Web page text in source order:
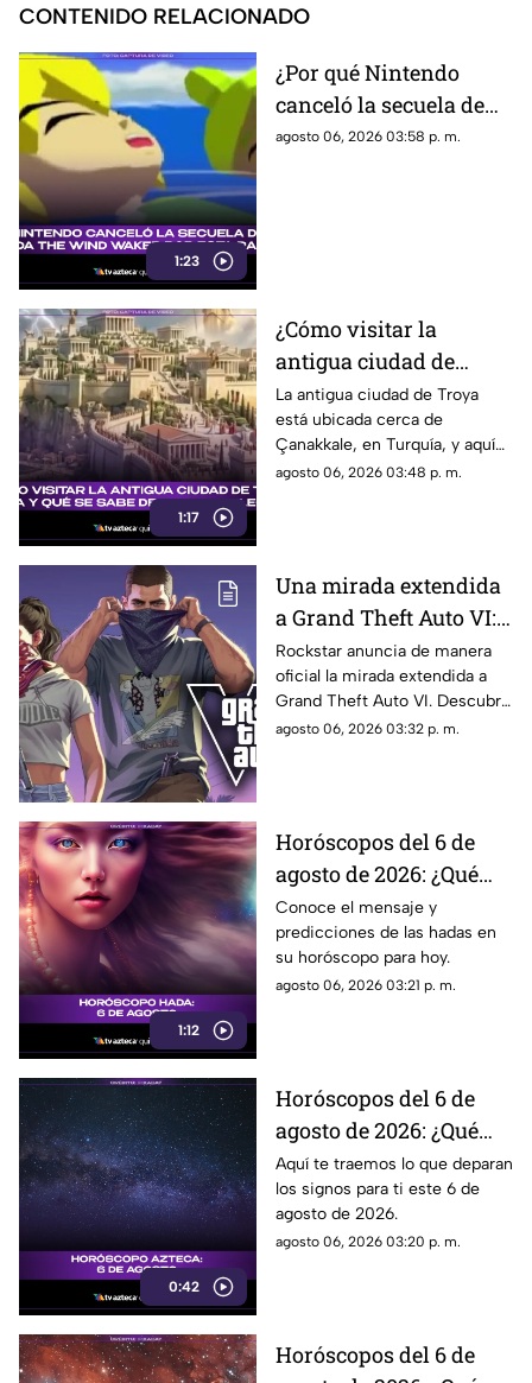
CONTENIDO RELACIONADO
1:23
¿Por qué Nintendo
canceló la secuela de
Zelda The Wind
agosto 06, 2026 03:58 p. m.
1:17
¿Cómo visitar la
antigua ciudad de
Troya en Turquía y qué
se sabe de su origen
legendario?
La antigua ciudad de Troya
está ubicada cerca de
Çanakkale, en Turquía, y aquí
te explicamos todos los
agosto 06, 2026 03:48 p. m.
Una mirada extendida
a Grand Theft Auto VI:
¿Cuándo, dónde y a qué
hora de México se
estrena este adelanto
de GTA?
Rockstar anuncia de manera
oficial la mirada extendida a
Grand Theft Auto VI. Descubre
fecha, horario, dónde verla y
agosto 06, 2026 03:32 p. m.
1:12
Horóscopos del 6 de
agosto de 2026: ¿Qué
revelan las hadas hoy?
Conoce el mensaje y
predicciones de las hadas en
su horóscopo para hoy.
agosto 06, 2026 03:21 p. m.
0:42
Horóscopos del 6 de
agosto de 2026: ¿Qué
revelan los aztecas
hoy?
Aquí te traemos lo que deparan
los signos para ti este 6 de
agosto de 2026.
agosto 06, 2026 03:20 p. m.
Horóscopos del 6 de